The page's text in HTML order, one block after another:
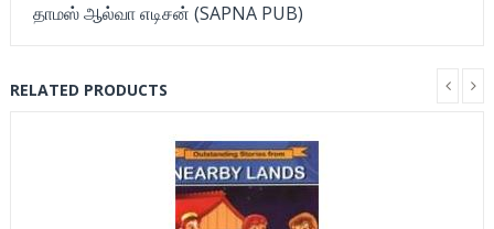
தாமஸ் ஆல்வா எடிசன் (SAPNA PUB)
RELATED PRODUCTS